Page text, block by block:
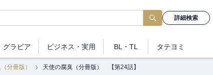
詳細検索
グラビア ビジネス ・実用 BL・TL タテヨミ
分冊版） 天使の腐臭（分冊版） 【第24話】